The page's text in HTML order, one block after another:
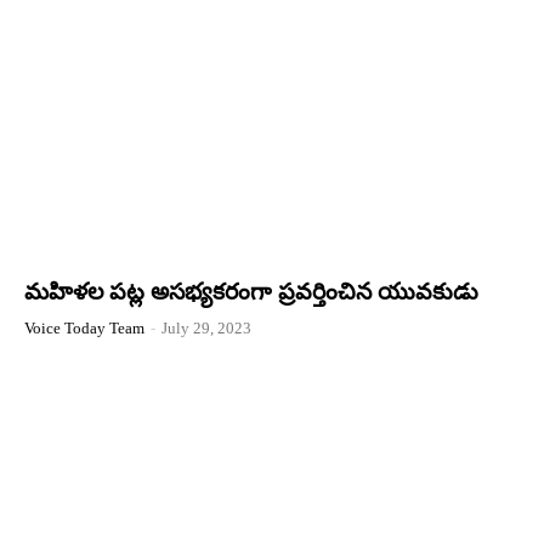
మహిళల పట్ల అసభ్యకరంగా ప్రవర్తించిన యువకుడు
Voice Today Team - July 29, 2023